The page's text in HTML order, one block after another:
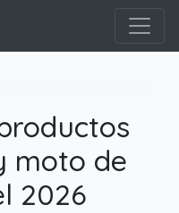
moto de
2026